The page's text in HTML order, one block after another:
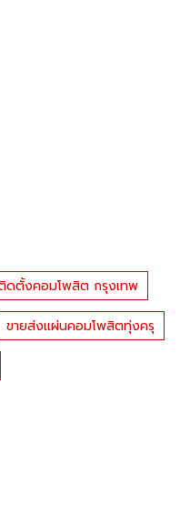
ดตั้งคอมโพสิต กรุงเทพ
ขายส่งแผ่นคอมโพสิตทุ่งครุ